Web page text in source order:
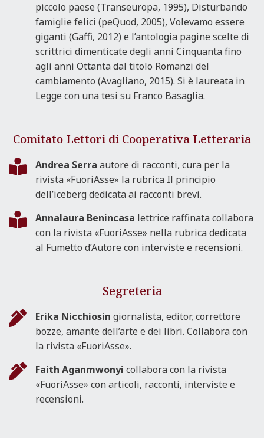
piccolo paese (Transeuropa, 1995), Disturbando
famiglie felici (peQuod, 2005), Volevamo essere
giganti (Gaffi, 2012) e l’antologia pagine scelte di
scrittrici dimenticate degli anni Cinquanta fino
agli anni Ottanta dal titolo Romanzi del
cambiamento (Avagliano, 2015). Si è laureata in
Legge con una tesi su Franco Basaglia.
Comitato Lettori di Cooperativa Letteraria
Andrea Serra autore di racconti, cura per la
rivista «FuoriAsse» la rubrica Il principio
dell’iceberg dedicata ai racconti brevi.
Annalaura Benincasa lettrice raffinata collabora
con la rivista «FuoriAsse» nella rubrica dedicata
al Fumetto d’Autore con interviste e recensioni.
Segreteria
Erika Nicchiosin giornalista, editor, correttore
bozze, amante dell’arte e dei libri. Collabora con
la rivista «FuoriAsse».
Faith Aganmwonyi collabora con la rivista
«FuoriAsse» con articoli, racconti, interviste e
recensioni.